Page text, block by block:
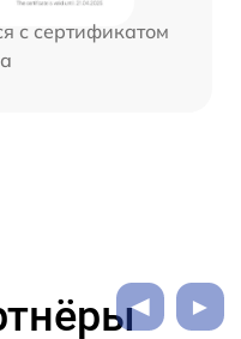
с сертификатом